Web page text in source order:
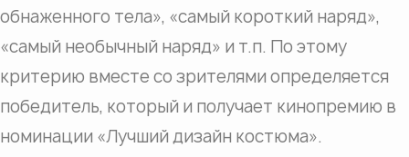
обнаженного тела», «самый короткий наряд»,
«самый необычный наряд» и т.п. По этому
критерию вместе со зрителями определяется
победитель, который и получает кинопремию в
номинации «Лучший дизайн костюма».